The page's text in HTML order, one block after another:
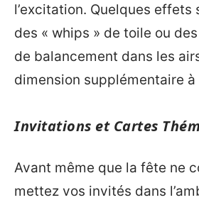
l’excitation. Quelques effets
des « whips » de toile ou
de balancement dans les
dimension supplémentaire
Invitations et Cartes
Avant même que la fête ne
mettez vos invités dans